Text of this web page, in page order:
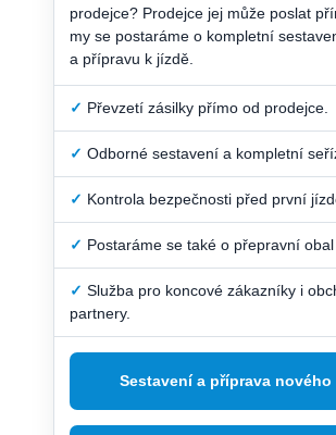
prodejce? Prodejce jej může poslat
my se postaráme o kompletní
a přípravu k jízdě.
✓ Převzetí zásilky přímo od prodejce.
✓ Odborné sestavení a kompletní
✓ Kontrola bezpečnosti před první
✓ Postaráme se také o přepravní obal
✓ Služba pro koncové zákazníky i
partnery.
Sestavení a příprava nového